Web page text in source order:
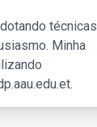
técnicas
Minha